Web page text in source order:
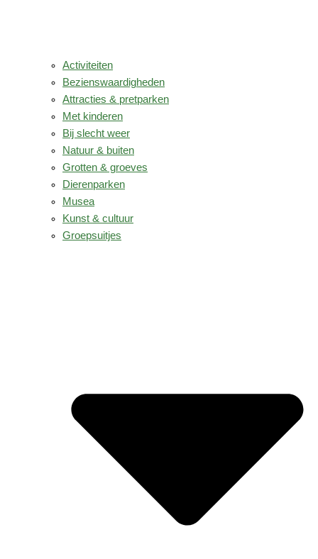
Activiteiten
Bezienswaardigheden
Attracties & pretparken
Met kinderen
Bij slecht weer
Natuur & buiten
Grotten & groeves
Dierenparken
Musea
Kunst & cultuur
Groepsuitjes